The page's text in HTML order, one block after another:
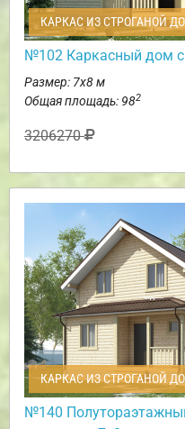
КАРКАС ИЗ СТРОГАНОЙ
№102 Каркасный дом
Размер: 7х8 м
Общая площадь: 982
3206270
КАРКАС ИЗ СТРОГАНОЙ
№140